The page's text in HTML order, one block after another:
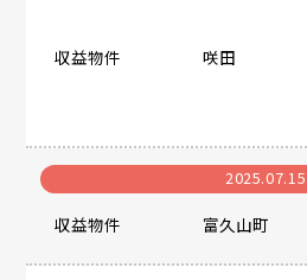
収益物件 咲田
2025.07.15
収益物件 富久山町